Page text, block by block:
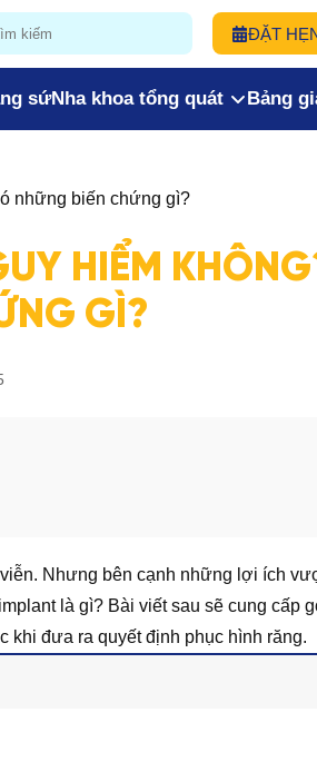
ĐẶT
sứNha khoa tổng quát Bảng
những biến chứng gì?
HIỂM
GÌ?
Nhưng bên cạnh những lợi ích
là gì? Bài viết sau sẽ cung cấp
khi đưa ra quyết định phục hình răng.